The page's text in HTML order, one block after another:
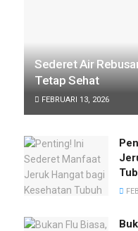
Sederet Air
Tetap Sehat
FEBRUARI 13, 2026